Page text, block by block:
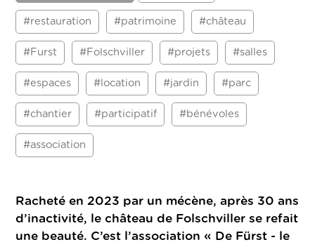
#restauration #patrimoine #château
#Furst #Folschviller #projets #salles
#espaces #location #jardin #parc
#chantier #participatif #bénévoles
#association
Racheté en 2023 par un mécène, après 30 ans
d’inactivité, le château de Folschviller se refait
une beauté. C’est l’association « De Fürst - le